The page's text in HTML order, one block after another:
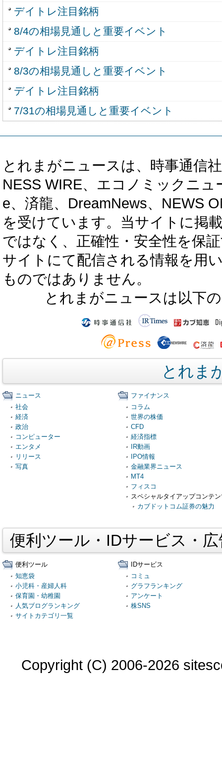
デイトレ注目銘柄
8/4の相場見通しと重要イベント
デイトレ注目銘柄
8/3の相場見通しと重要イベント
デイトレ注目銘柄
7/31の相場見通しと重要イベント
とれまがニュースは、時事通信
NESS WIRE、エコノミックニ
e、済龍、DreamNews、NEWS
を受けています。当サイトに掲
ではなく、正確性・安全性を保
サイトにて配信される情報を用
ものではありません。
とれまがニュースは以下
とれま
ニュース
社会
経済
政治
コンピューター
エンタメ
リリース
写真
ファイナンス
コラム
世界の株価
CFD
経済指標
IR動画
IPO情報
金融業界ニュース
MT4
フィスコ
スペシャルタイアップコンテ
カブドットコム証券の魅力
便利ツール・IDサービス・
便利ツール
知恵袋
小児科・産婦人科
保育園・幼稚園
人気ブログランキング
サイトカテゴリ一覧
IDサービス
コミュ
グラフランキング
アンケート
株SNS
Copyright (C) 2006-2026